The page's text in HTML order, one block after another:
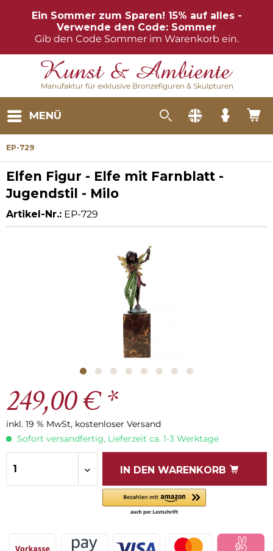
Ein Sommer zum Sparen! 15% auf alles -
Verwende den Code: Sommer
Gib den Code Sommer im Warenkorb ein.
Manufaktur für exklusive Bronzefiguren & Skulpturen
MENÜ
EP-729
Elfen Figur - Elfe mit Farnblatt -
Jugendstil - Milo
Artikel-Nr.: EP-729
249,00 € *
inkl. 19 % MwSt, kostenloser Versand
Sofort versandfertig, Lieferzeit ca. 1-3 Werktage
IN DEN WARENKORB